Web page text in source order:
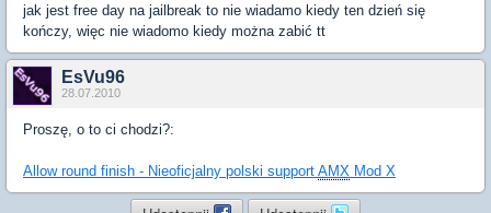
jak jest free day na jailbreak to nie wiadamo kiedy ten dzień się
kończy, więc nie wiadomo kiedy można zabić tt
EsVu96
28.07.2010
Proszę, o to ci chodzi?:
Allow round finish - Nieoficjalny polski support AMX Mod X